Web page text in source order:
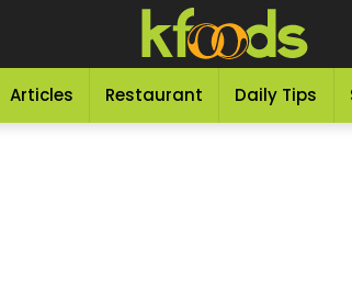
Articles Restaurant Daily Tips